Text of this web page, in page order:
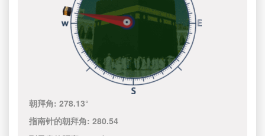
朝拜角:278.13°
指南针的朝拜角:280.54